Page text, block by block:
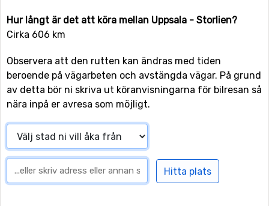
Hur långt är det att köra mellan Uppsala - Storlien?
Cirka 606 km
Observera att den rutten kan ändras med tiden
beroende på vägarbeten och avstängda vägar. På grund
av detta bör ni skriva ut köranvisningarna för bilresan så
nära inpå er avresa som möjligt.